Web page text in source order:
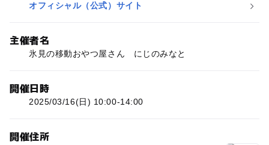
オフィシャル（公式）サイト
主催者名
氷見の移動おやつ屋さん にじのみなと
開催日時
2025/03/16(日) 10:00-14:00
開催住所